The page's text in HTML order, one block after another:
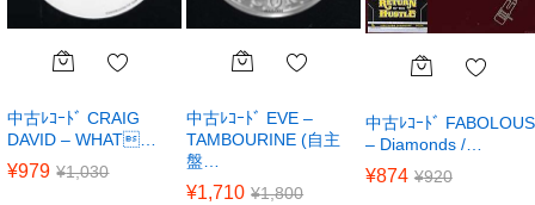
中古ﾚｺｰﾄﾞ CRAIG
DAVID – WHAT…
¥979 ¥1,030
中古ﾚｺｰﾄﾞ EVE –
TAMBOURINE (自主
盤…
¥1,710 ¥1,800
中古ﾚｺｰﾄﾞ FABOLOUS
– Diamonds /…
¥874 ¥920